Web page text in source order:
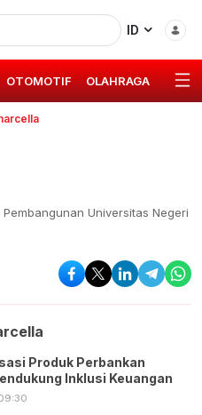
ID
OTOMOTIF OLAHRAGA GAYA
Universitas Negeri
Produk Perbankan
Inklusi Keuangan